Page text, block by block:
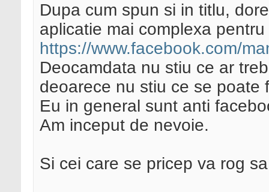
Dupa cum spun si in titlu,
aplicatie mai complexa pentru
https://www.facebook.com/
Deocamdata nu stiu ce ar
deoarece nu stiu ce se poate
Eu in general sunt anti
Am inceput de nevoie.
Si cei care se pricep va rog